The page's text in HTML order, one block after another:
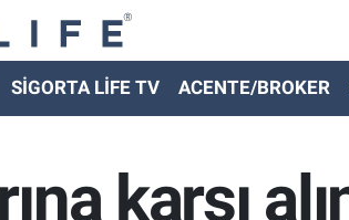
SİGORTA LİFE TV ACENTE/BROKER
karşı